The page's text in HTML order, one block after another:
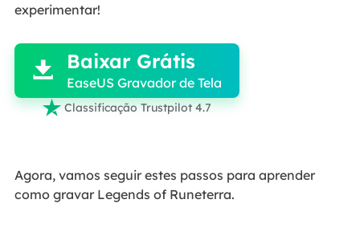
experimentar!

 Baixar Grátis
EaseUS Gravador de Tela
 Classificação Trustpilot 4.7
Agora, vamos seguir estes passos para aprender
como gravar Legends of Runeterra.